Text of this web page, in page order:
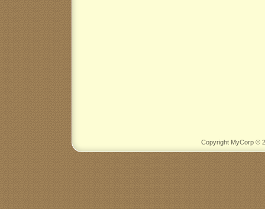
Copyright MyCorp ©